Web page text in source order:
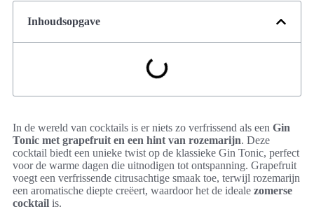
Inhoudsopgave
In de wereld van cocktails is er niets zo verfrissend als een Gin
Tonic met grapefruit en een hint van rozemarijn. Deze
cocktail biedt een unieke twist op de klassieke Gin Tonic, perfect
voor de warme dagen die uitnodigen tot ontspanning. Grapefruit
voegt een verfrissende citrusachtige smaak toe, terwijl rozemarijn
een aromatische diepte creëert, waardoor het de ideale zomerse
cocktail is.